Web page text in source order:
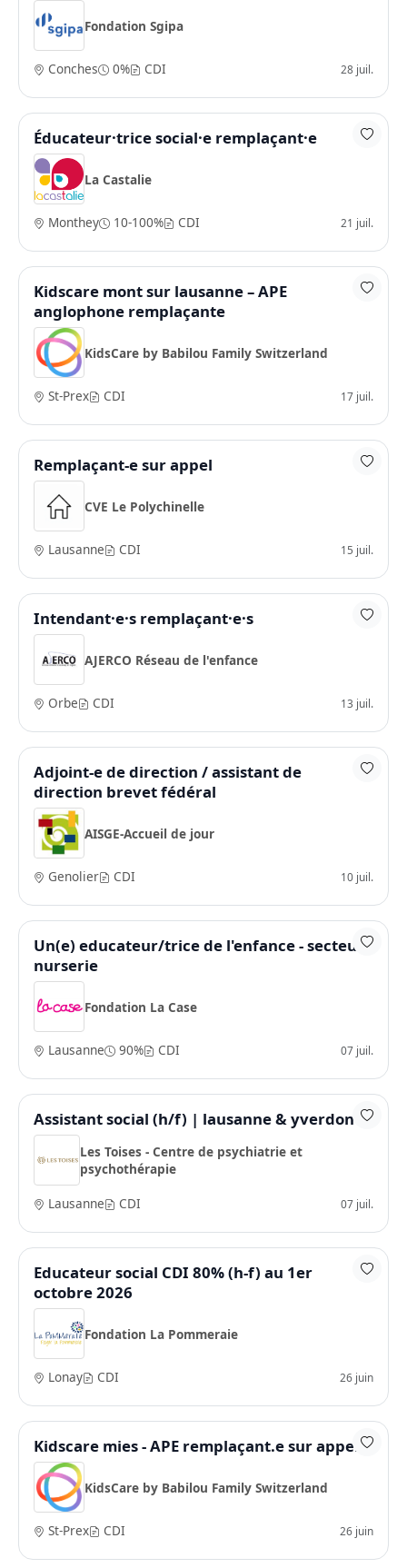
Fondation Sgipa
Conches 0% CDI 28 juil.
Éducateur·trice social·e remplaçant·e
La Castalie
Monthey 10-100% CDI 21 juil.
Kidscare mont sur lausanne – APE
anglophone remplaçante
KidsCare by Babilou Family Switzerland
St-Prex CDI 17 juil.
Remplaçant-e sur appel
CVE Le Polychinelle
Lausanne CDI 15 juil.
Intendant·e·s remplaçant·e·s
AJERCO Réseau de l'enfance
Orbe CDI 13 juil.
Adjoint-e de direction / assistant de
direction brevet fédéral
AISGE-Accueil de jour
Genolier CDI 10 juil.
Un(e) educateur/trice de l'enfance - secteur
nurserie
Fondation La Case
Lausanne 90% CDI 07 juil.
Assistant social (h/f) | lausanne & yverdon
Les Toises - Centre de psychiatrie et
psychothérapie
Lausanne
CDI 07 juil.
Educateur social CDI 80% (h-f) au 1er
octobre 2026
Fondation La Pommeraie
Lonay CDI 26 juin
Kidscare mies - APE remplaçant.e sur appel
KidsCare by Babilou Family Switzerland
St-Prex CDI 26 juin